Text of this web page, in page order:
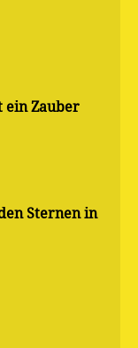
ein Zauber
Sternen in